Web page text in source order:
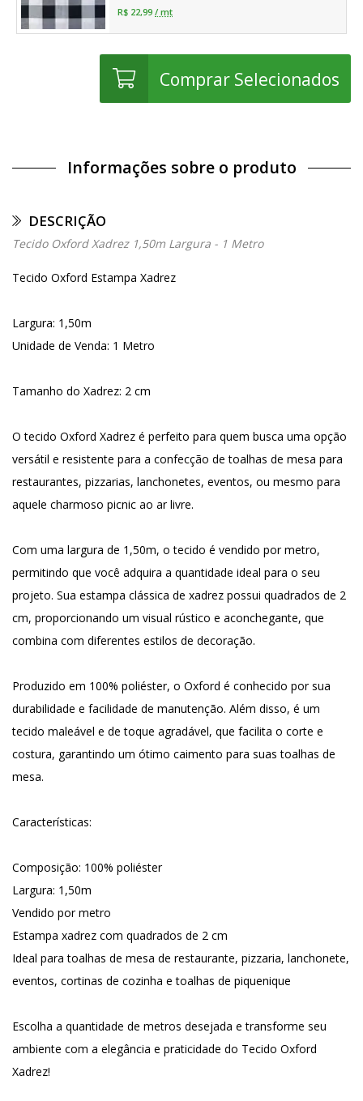
R$ 22,99 / mt
Comprar Selecionados
Informações sobre o produto
DESCRIÇÃO
Tecido Oxford Xadrez 1,50m Largura - 1 Metro
Tecido Oxford Estampa Xadrez
Largura: 1,50m
Unidade de Venda: 1 Metro
Tamanho do Xadrez: 2 cm
O tecido Oxford Xadrez é perfeito para quem busca uma opção
versátil e resistente para a confecção de toalhas de mesa para
restaurantes, pizzarias, lanchonetes, eventos, ou mesmo para
aquele charmoso picnic ao ar livre.
Com uma largura de 1,50m, o tecido é vendido por metro,
permitindo que você adquira a quantidade ideal para o seu
projeto. Sua estampa clássica de xadrez possui quadrados de 2
cm, proporcionando um visual rústico e aconchegante, que
combina com diferentes estilos de decoração.
Produzido em 100% poliéster, o Oxford é conhecido por sua
durabilidade e facilidade de manutenção. Além disso, é um
tecido maleável e de toque agradável, que facilita o corte e
costura, garantindo um ótimo caimento para suas toalhas de
mesa.
Características:
Composição: 100% poliéster
Largura: 1,50m
Vendido por metro
Estampa xadrez com quadrados de 2 cm
Ideal para toalhas de mesa de restaurante, pizzaria, lanchonete,
eventos, cortinas de cozinha e toalhas de piquenique
Escolha a quantidade de metros desejada e transforme seu
ambiente com a elegância e praticidade do Tecido Oxford
Xadrez!